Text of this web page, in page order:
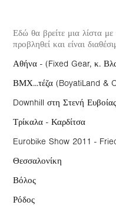
Εδώ θα βρείτε μια λίστα
προβληθεί και είναι
Αθήνα - (Fixed Gear, κ.
ΒΜΧ...τέζα (BoyatiLand &
Downhill στη Στενή
Τρίκαλα - Καρδίτσα
Eurobike Show 2011 -
Θεσσαλονίκη
Βόλος
Ρόδος